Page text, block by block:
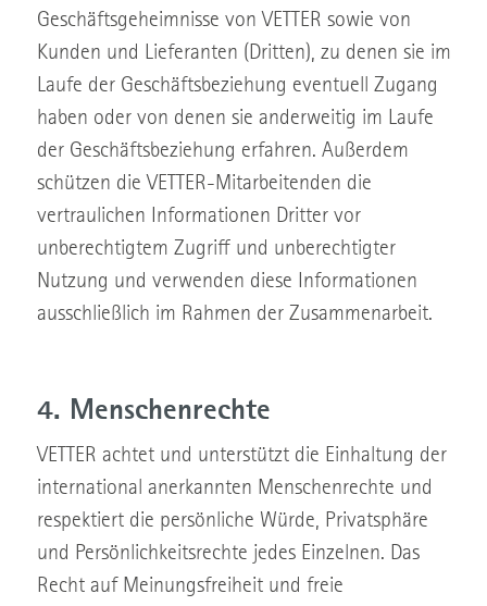
Geschäftsgeheimnisse von VETTER sowie von
Kunden und Lieferanten (Dritten), zu denen sie im
Laufe der Geschäftsbeziehung eventuell Zugang
haben oder von denen sie anderweitig im Laufe
der Geschäftsbeziehung erfahren. Außerdem
schützen die VETTER-Mitarbeitenden die
vertraulichen Informationen Dritter vor
unberechtigtem Zugriff und unberechtigter
Nutzung und verwenden diese Informationen
ausschließlich im Rahmen der Zusammenarbeit.
4. Menschenrechte
VETTER achtet und unterstützt die Einhaltung der
international anerkannten Menschenrechte und
respektiert die persönliche Würde, Privatsphäre
und Persönlichkeitsrechte jedes Einzelnen. Das
Recht auf Meinungsfreiheit und freie